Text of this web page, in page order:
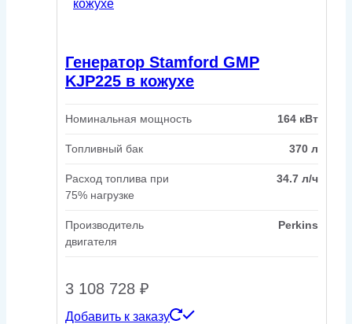
Генератор Stamford GMP
KJP225 в кожухе
Номинальная мощность 164 кВт
Топливный бак 370 л
Расход топлива при
75% нагрузке
34.7 л/ч
Производитель
двигателя
Perkins
3 108 728 ₽
Добавить к заказу